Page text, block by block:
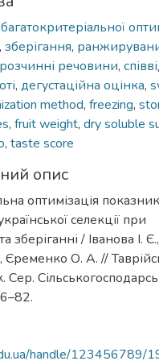
, зберігання,
розчинні речовини,
, дегустаційна оцінка,
method, freezing,
, fruit weight, dry soluble
, taste score
опис
оптимізація
селекції при
зберіганні / Іванова І.
О. А. //
Сер.
handle/123456789/